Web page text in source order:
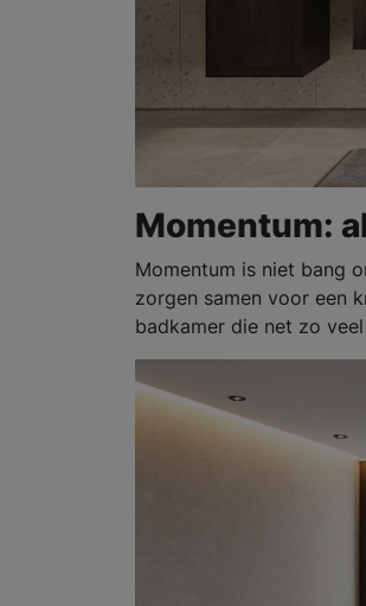
Momentum:
Momentum is niet bang
zorgen samen voor een
badkamer die net zo